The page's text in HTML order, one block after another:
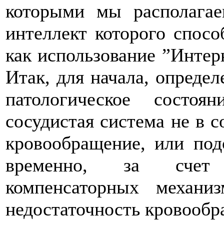
которыми мы
интеллект которого
как использование
Итак, для начала,
патологическое
сосудистая система не в
кровообращение, или
временно, за счет
компенсаторных
недостаточность